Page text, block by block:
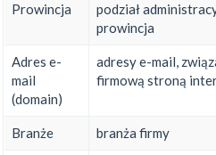
Prowincja
podział
prowincja
Adres e-
mail
(domain)
adresy e-mail,
firmową stroną
Branże branża firmy